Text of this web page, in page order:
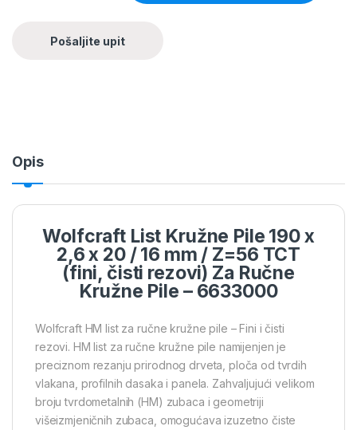
Opis
Wolfcraft List Kružne Pile 190 x
2,6 x 20 / 16 mm / Z=56 TCT
(fini, čisti rezovi) Za Ručne
Kružne Pile – 6633000
Wolfcraft HM list za ručne kružne pile – Fini i čisti
rezovi. HM list za ručne kružne pile namijenjen je
preciznom rezanju prirodnog drveta, ploča od tvrdih
vlakana, profilnih dasaka i panela. Zahvaljujući velikom
broju tvrdometalnih (HM) zubaca i geometriji
višeizmjeničnih zubaca, omogućava izuzetno čiste